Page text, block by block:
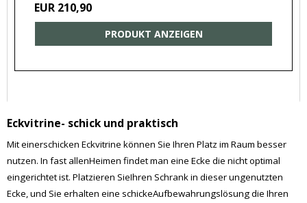
EUR 210,90
PRODUKT ANZEIGEN
Eckvitrine- schick und praktisch
Mit einerschicken Eckvitrine können Sie Ihren Platz im Raum besser
nutzen. In fast allenHeimen findet man eine Ecke die nicht optimal
eingerichtet ist. Platzieren SieIhren Schrank in dieser ungenutzten
Ecke, und Sie erhalten eine schickeAufbewahrungslösung die Ihren